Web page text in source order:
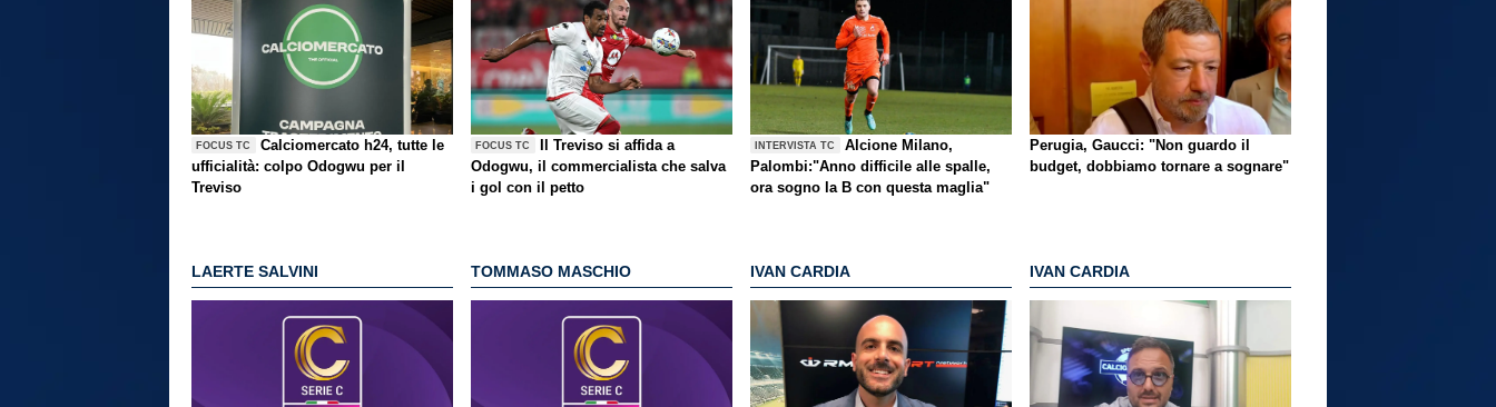
FOCUS TC
Calciomercato h24, tutte le
ufficialità: colpo Odogwu per il
Treviso
FOCUS TC
Il Treviso si affida a
Odogwu, il commercialista che salva
i gol con il petto
INTERVISTA TC
Alcione Milano,
Palombi:"Anno difficile alle spalle,
ora sogno la B con questa maglia"
Perugia, Gaucci: "Non guardo il
budget, dobbiamo tornare a sognare"
LAERTE SALVINI TOMMASO MASCHIO IVAN CARDIA IVAN CARDIA